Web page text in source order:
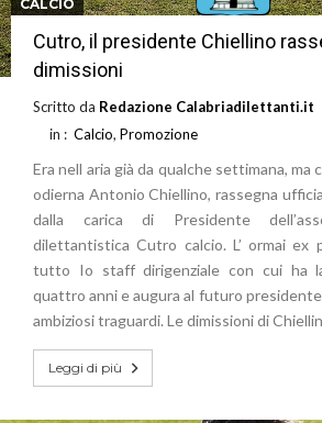
CALCIO
Cutro, il presidente Chiellino
dimissioni
Scritto da Redazione Calabriadilettanti.it
in : Calcio, Promozione
Era nell aria già da qualche settimana, ma
odierna Antonio Chiellino, rassegna
dalla carica di Presidente
dilettantistica Cutro calcio. L’ ormai ex
tutto Io staff dirigenziale con cui ha
quattro anni e augura al futuro
ambiziosi traguardi. Le dimissioni di
Leggi di più